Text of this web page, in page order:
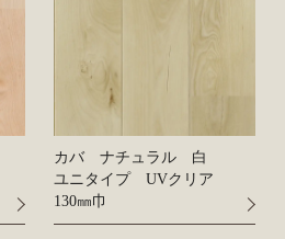
カバ ナチュラル 白
ユニタイプ UVクリア
130㎜巾